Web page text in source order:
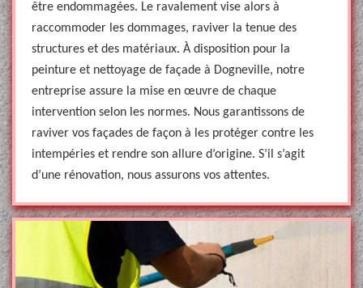
être endommagées. Le ravalement vise alors à
raccommoder les dommages, raviver la tenue des
structures et des matériaux. À disposition pour la
peinture et nettoyage de façade à Dogneville, notre
entreprise assure la mise en œuvre de chaque
intervention selon les normes. Nous garantissons de
raviver vos façades de façon à les protéger contre les
intempéries et rendre son allure d’origine. S’il s’agit
d’une rénovation, nous assurons vos attentes.